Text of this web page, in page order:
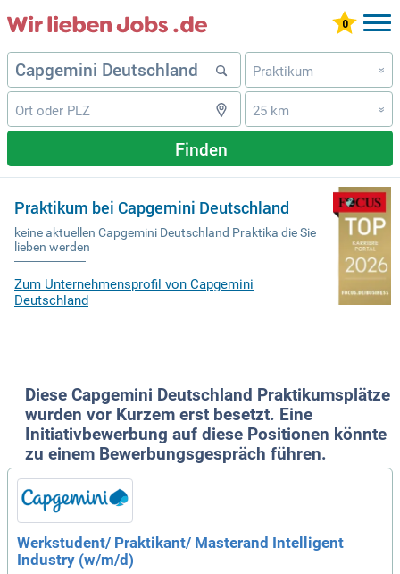
Praktikum »
25 km »
Finden
Praktikum bei Capgemini Deutschland
keine aktuellen Capgemini Deutschland Praktika die Sie
lieben werden
Zum Unternehmensprofil von Capgemini
Deutschland
Diese Capgemini Deutschland Praktikumsplätze
wurden vor Kurzem erst besetzt. Eine
Initiativbewerbung auf diese Positionen könnte
zu einem Bewerbungsgespräch führen.
Werkstudent/ Praktikant/ Masterand Intelligent
Industry (w/m/d)